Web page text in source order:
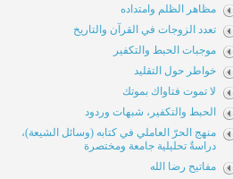
مظاهر الظلم وامتداده
تعدد الزوجات في القرآن والتاريخ
موجبات الحبط والتكفير
خواطر حول التقليد
لا تموت فتاواك بموتك
الحبط والتكفير، شبهات وردود
منهج الحرّ العاملي في كتابه (وسائل الشيعة)،
دراسةٌ تحليلية جامعة ومختصرة
مفاتيح رضا الله